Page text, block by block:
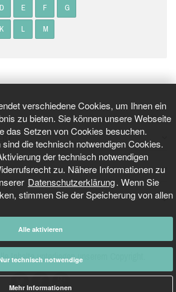
verschiedene Cookies, um Ihnen ein
zu bieten. Sie können unsere Webseite
das Setzen von Cookies besuchen.
die technisch notwendigen Cookies.
der technisch notwendigen
zu. Nähere Informationen zu
Datenschutzerklärung. Wenn Sie
stimmen Sie der Speicherung von allen
Alle aktivieren
technisch notwendige
Mehr Informationen
D E F G
K L M
Inhalte unterliegen unserem Copyright.